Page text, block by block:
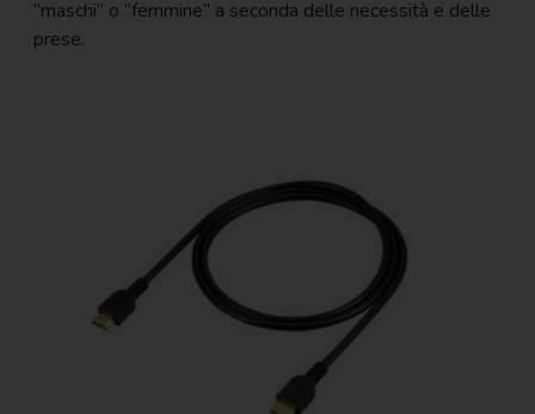
“maschi” o “femmine” a seconda delle necessità e delle
prese.